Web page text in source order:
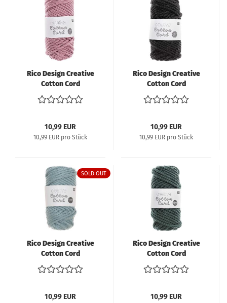
Rico Design Creative
Cotton Cord
Makramee-Garn 130g
25m - flieder
10,99 EUR
10,99 EUR pro Stück
Rico Design Creative
Cotton Cord
Makramee-Garn 130g
25m - schwarz
10,99 EUR
10,99 EUR pro Stück
SOLD OUT
Rico Design Creative
Cotton Cord
Makramee-Garn 130g
25m - patina
10,99 EUR
Rico Design Creative
Cotton Cord
Makramee-Garn 130g
25m - petrol
10,99 EUR